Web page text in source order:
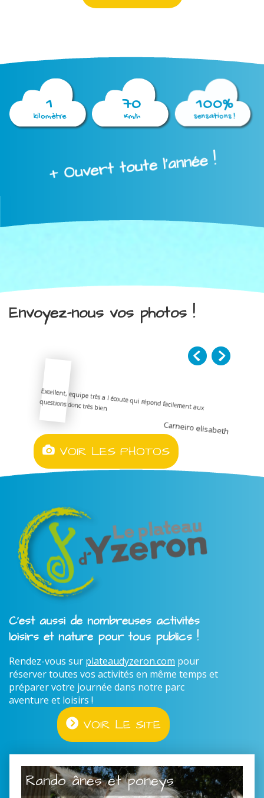
1
kilomètre
70
Km/h
100%
sensations !
+ Ouvert toute l'année !
Envoyez-nous vos photos !
Excellent, equipe très a l écoute qui répond facilement aux
questions donc très bien
Carneiro elisabeth
VOIR LES PHOTOS
C'est aussi de nombreuses activités
loisirs et nature pour tous publics !
Rendez-vous sur plateaudyzeron.com pour
réserver toutes vos activités en même temps et
préparer votre journée dans notre parc
aventure et loisirs !
VOIR LE SITE
Rando ânes et poneys